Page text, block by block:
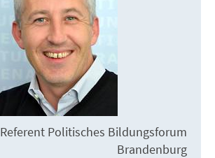
Referent Politisches Bildungsforum
Brandenburg